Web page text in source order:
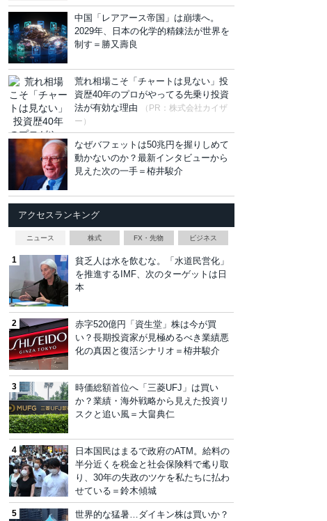
中国「レアアース帝国」は崩壊へ。
2029年、日本の化学的精錬法が世界を
制す＝勝又壽良
荒れ相場こそ「チャートは見ない」投
資歴40年のプロがやってる先乗り投資
法が有効な理由
（PR：株式会社カイザ
ー）
なぜバフェットは50兆円を握りしめて
動かないのか？最新インタビューから
見えた次の一手＝栫井駿介
アクセスランキング
ニュース 株式 FX・先物 ビジネス
貧乏人は水を飲むな。「水道民営化」
を推進するIMF、次のターゲットは日
本
赤字520億円「資生堂」株は今が買
い？長期投資家が見極めるべき業績悪
化の真因と復活シナリオ＝栫井駿介
時価総額首位へ「三菱UFJ」は買い
か？業績・海外戦略から見えた投資リ
スクと追い風＝大畠典仁
日本国民はまるで政府のATM。給料の
半分近くを税金と社会保険料で毟り取
り、30年の失政のツケを私たちに払わ
せている＝鈴木傾城
世界的な猛暑…ダイキン株は買いか？